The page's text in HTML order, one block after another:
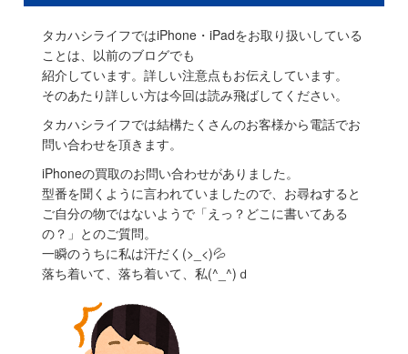
タカハシライフではiPhone・iPadをお取り扱いしている
ことは、以前のブログでも
紹介しています。詳しい注意点もお伝えしています。
そのあたり詳しい方は今回は読み飛ばしてください。
タカハシライフでは結構たくさんのお客様から電話でお
問い合わせを頂きます。
iPhoneの買取のお問い合わせがありました。
型番を聞くように言われていましたので、お尋ねすると
ご自分の物ではないようで「えっ？どこに書いてある
の？」とのご質問。
一瞬のうちに私は汗だく(>_<)💦
落ち着いて、落ち着いて、私(^_^)ｄ